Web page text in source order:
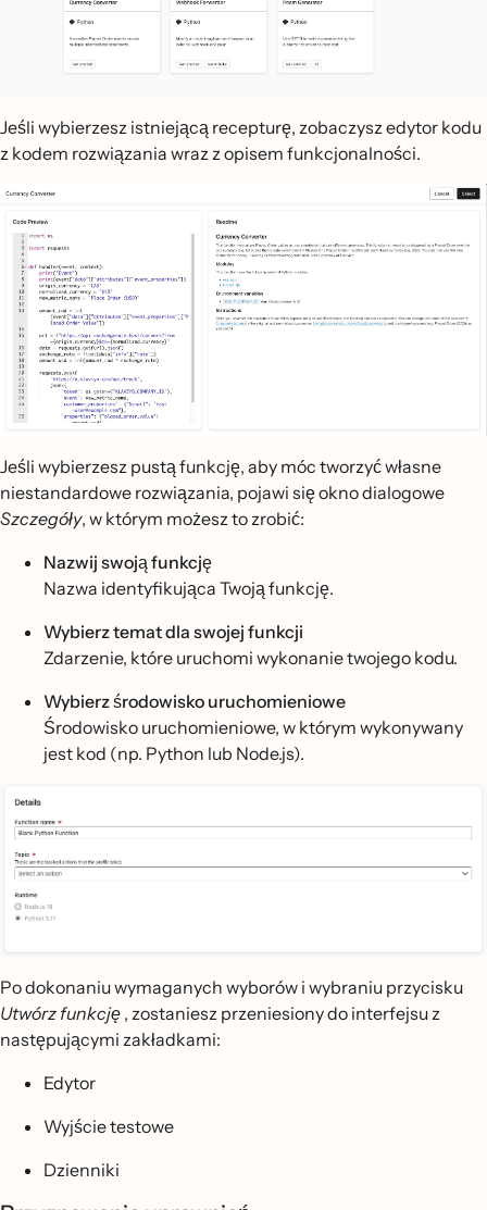
Jeśli wybierzesz istniejącą recepturę, zobaczysz edytor kodu
z kodem rozwiązania wraz z opisem funkcjonalności.
Jeśli wybierzesz pustą funkcję, aby móc tworzyć własne
niestandardowe rozwiązania, pojawi się okno dialogowe
Szczegóły, w którym możesz to zrobić:
Nazwij swoją funkcję
Nazwa identyfikująca Twoją funkcję.
Wybierz temat dla swojej funkcji
Zdarzenie, które uruchomi wykonanie twojego kodu.
Wybierz środowisko uruchomieniowe
Środowisko uruchomieniowe, w którym wykonywany
jest kod (np. Python lub Node.js).
Po dokonaniu wymaganych wyborów i wybraniu przycisku
Utwórz funkcję , zostaniesz przeniesiony do interfejsu z
następującymi zakładkami:
Edytor
Wyjście testowe
Dzienniki